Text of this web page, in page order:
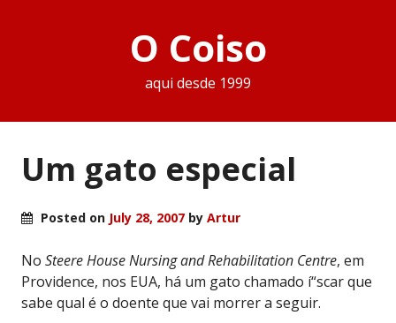
O Coiso
aqui desde 1999
Um gato especial
Posted on July 28, 2007 by Artur
No Steere House Nursing and Rehabilitation Centre, em
Providence, nos EUA, há um gato chamado í“scar que
sabe qual é o doente que vai morrer a seguir.